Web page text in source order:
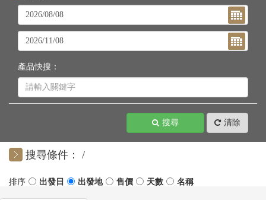
產品快搜：
搜尋 清除
搜尋條件：